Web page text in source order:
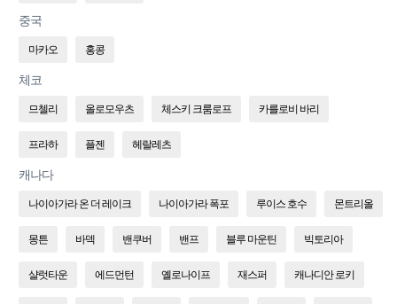
중국
마카오 홍콩
체코
므첼리 올로모우츠 체스키 크룸로프 카를로비 바리
프라하 플젠 헤랄레츠
캐나다
나이아가라 온 더 레이크 나이아가라 폭포 루이스 호수 몬트리올
몽튼 바덱 밴쿠버 밴프 블루 마운틴 빅토리아
샬럿타운 에드먼턴 옐로나이프 재스퍼 캐나디안 로키